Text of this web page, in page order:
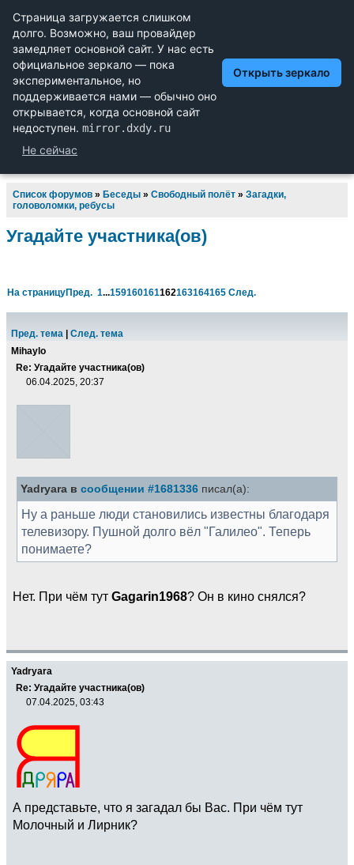
Научный форум dxdy
Математика, Физика, Computer Science, Machine Learning,
LaTeX, Механика и Техника, Химия,
Биология и Медицина, Экономика и Финансовая
Математика, Гуманитарные науки
Список форумов » Беседы » Свободный полёт » Загадки,
головоломки, ребусы
Угадайте участника(ов)
На страницуПред. 1...159160161162163164165 След.
Пред. тема
След. тема
Mihaylo
Re: Угадайте участника(ов)
06.04.2025, 20:37
Yadryara в сообщении #1681336 писал(а):
Ну а раньше люди становились известны благодаря
телевизору. Пушной долго вёл "Галилео". Теперь
понимаете?
Нет. При чём тут Gagarin1968? Он в кино снялся?
Yadryara
Re: Угадайте участника(ов)
07.04.2025, 03:43
А представьте, что я загадал бы Вас. При чём тут
Молочный и Лирник?